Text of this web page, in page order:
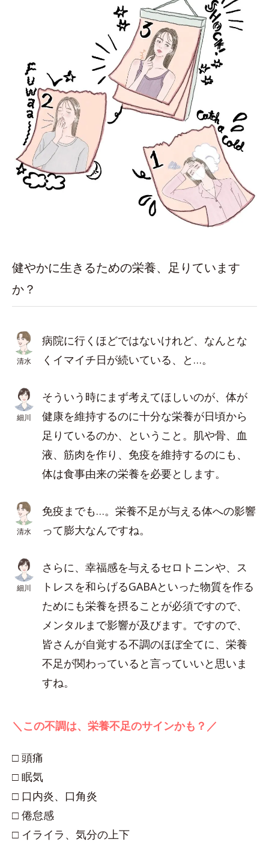
健やかに生きるための栄養、足りています
か？
清水
病院に行くほどではないけれど、なんとな
くイマイチ日が続いている、と…。
細川
そういう時にまず考えてほしいのが、体が
健康を維持するのに十分な栄養が日頃から
足りているのか、ということ。肌や骨、血
液、筋肉を作り、免疫を維持するのにも、
体は食事由来の栄養を必要とします。
清水
免疫までも…。栄養不足が与える体への影響
って膨大なんですね。
細川
さらに、幸福感を与えるセロトニンや、ス
トレスを和らげるGABAといった物質を作る
ためにも栄養を摂ることが必須ですので、
メンタルまで影響が及びます。ですので、
皆さんが自覚する不調のほぼ全てに、栄養
不足が関わっていると言っていいと思いま
すね。
＼この不調は、栄養不足のサインかも？／
□ 頭痛
□ 眠気
□ 口内炎、口角炎
□ 倦怠感
□ イライラ、気分の上下